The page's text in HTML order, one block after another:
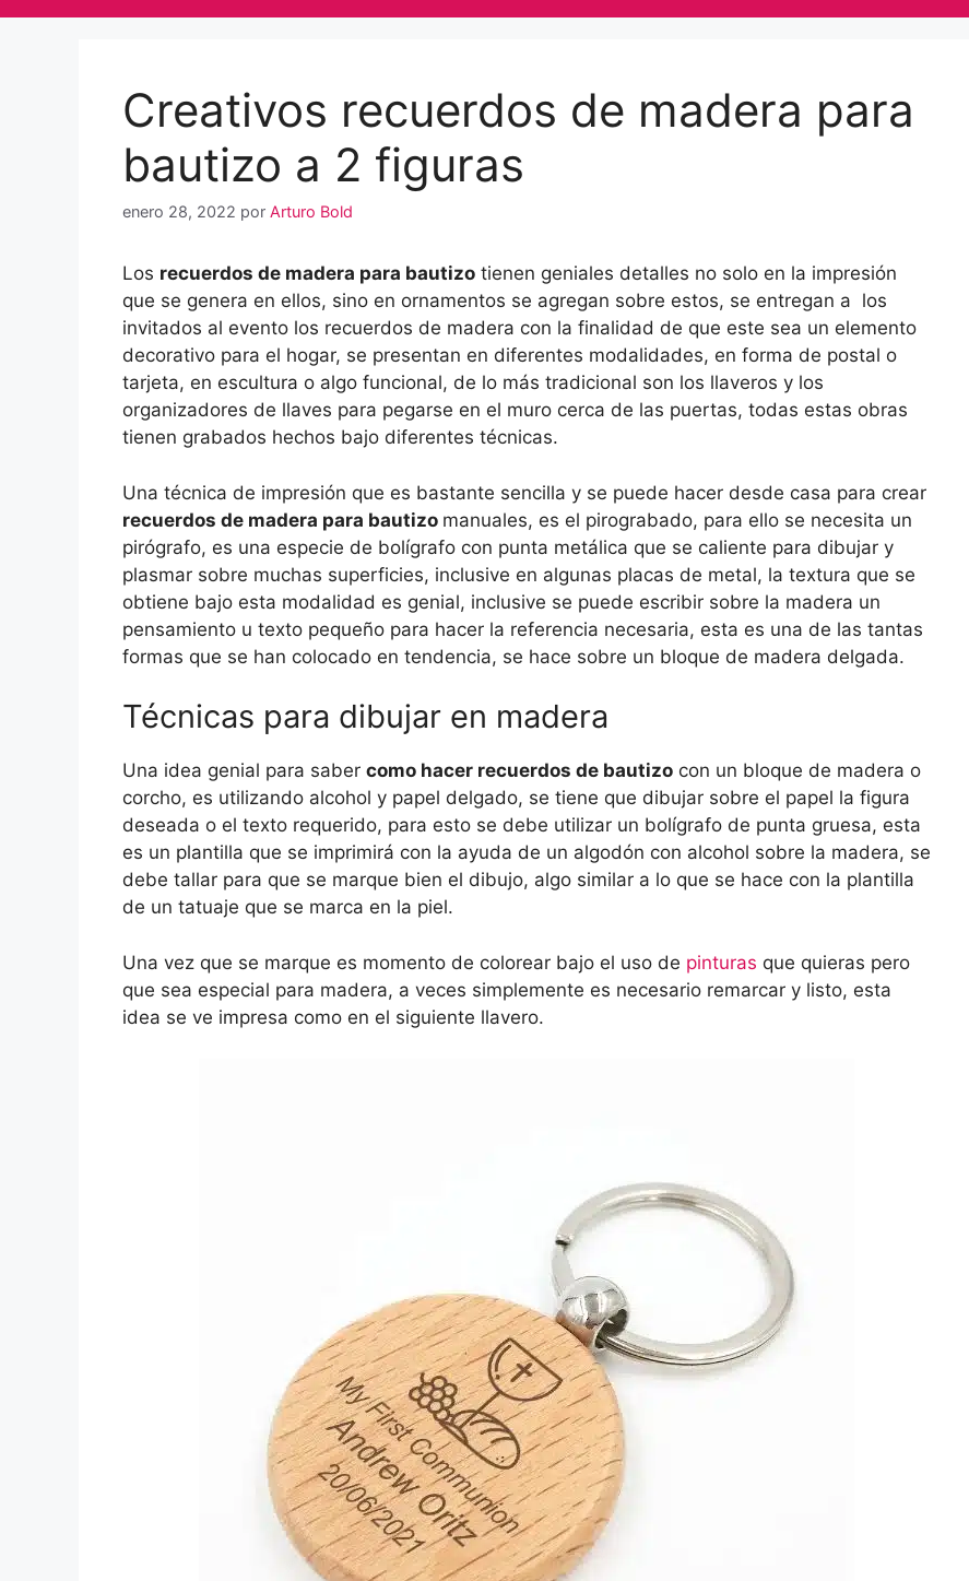
Creativos recuerdos de madera para
bautizo a 2 figuras
enero 28, 2022 por Arturo Bold
Los recuerdos de madera para bautizo tienen geniales detalles no solo en la impresión
que se genera en ellos, sino en ornamentos se agregan sobre estos, se entregan a los
invitados al evento los recuerdos de madera con la finalidad de que este sea un elemento
decorativo para el hogar, se presentan en diferentes modalidades, en forma de postal o
tarjeta, en escultura o algo funcional, de lo más tradicional son los llaveros y los
organizadores de llaves para pegarse en el muro cerca de las puertas, todas estas obras
tienen grabados hechos bajo diferentes técnicas.
Una técnica de impresión que es bastante sencilla y se puede hacer desde casa para crear
recuerdos de madera para bautizo manuales, es el pirograbado, para ello se necesita un
pirógrafo, es una especie de bolígrafo con punta metálica que se caliente para dibujar y
plasmar sobre muchas superficies, inclusive en algunas placas de metal, la textura que se
obtiene bajo esta modalidad es genial, inclusive se puede escribir sobre la madera un
pensamiento u texto pequeño para hacer la referencia necesaria, esta es una de las tantas
formas que se han colocado en tendencia, se hace sobre un bloque de madera delgada.
Técnicas para dibujar en madera
Una idea genial para saber como hacer recuerdos de bautizo con un bloque de madera o
corcho, es utilizando alcohol y papel delgado, se tiene que dibujar sobre el papel la figura
deseada o el texto requerido, para esto se debe utilizar un bolígrafo de punta gruesa, esta
es un plantilla que se imprimirá con la ayuda de un algodón con alcohol sobre la madera, se
debe tallar para que se marque bien el dibujo, algo similar a lo que se hace con la plantilla
de un tatuaje que se marca en la piel.
Una vez que se marque es momento de colorear bajo el uso de pinturas que quieras pero
que sea especial para madera, a veces simplemente es necesario remarcar y listo, esta
idea se ve impresa como en el siguiente llavero.